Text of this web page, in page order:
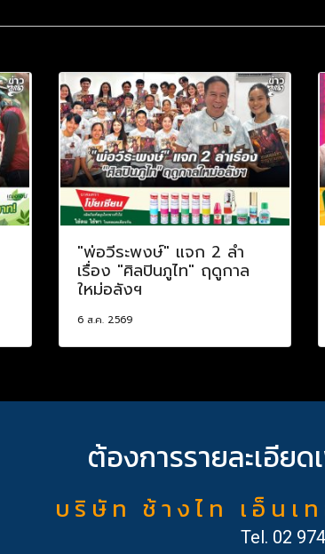
"พ่อวีระพงษ์" แจก 2 ลำ
เรื่อง "ศิลปินภูไท" ฤดูกาล
ใหม่อลังฯ
6 ส.ค. 2569
ต้องการรายละเอีย
บ ริ ษั ท ช้ า ง ไ ท เ อ็ น เ
Tel. 02